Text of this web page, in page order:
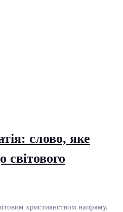
слово, яке
світового
християнством напряму.